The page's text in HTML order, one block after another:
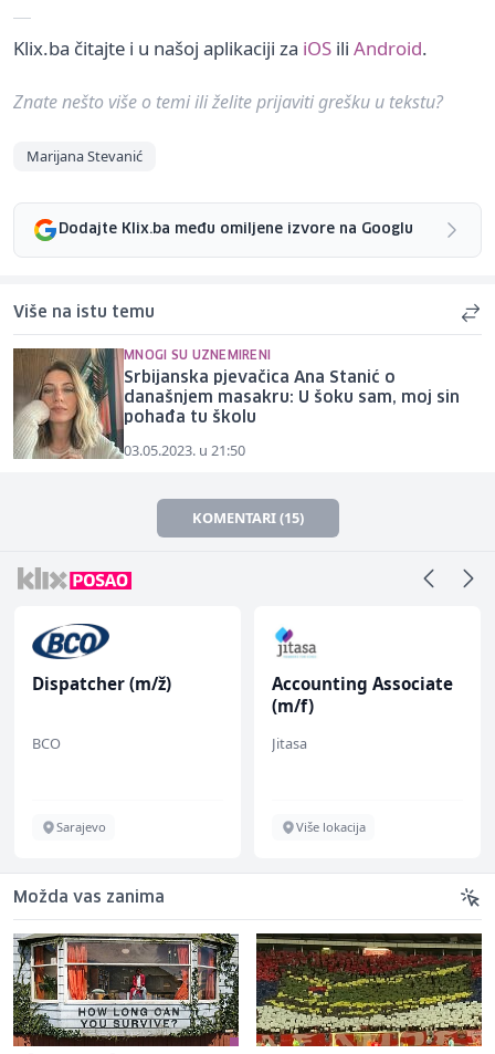
Klix.ba čitajte i u našoj aplikaciji za iOS ili Android.
Znate nešto više o temi ili želite prijaviti grešku u tekstu?
Marijana Stevanić
Dodajte Klix.ba među omiljene izvore na Googlu
Više na istu temu
MNOGI SU UZNEMIRENI
Srbijanska pjevačica Ana Stanić o
današnjem masakru: U šoku sam, moj sin
pohađa tu školu
03.05.2023. u 21:50
KOMENTARI (15)
Dispatcher (m/ž)
BCO
Sarajevo
Accounting Associate
(m/f)
Jitasa
Više lokacija
Možda vas zanima